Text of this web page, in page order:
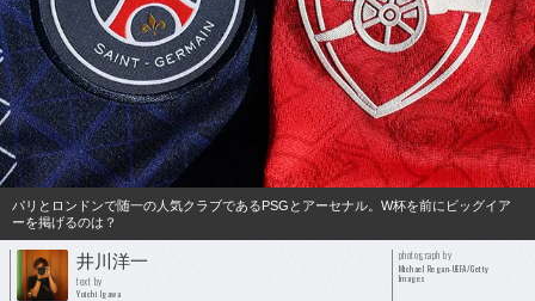
パリとロンドンで随一の人気クラブであるPSGとアーセナル。W杯を前にビッグイア
ーを掲げるのは？
井川洋一
text by
Yoichi Igawa
photograph by
Michael Regan-UEFA/Getty
Images